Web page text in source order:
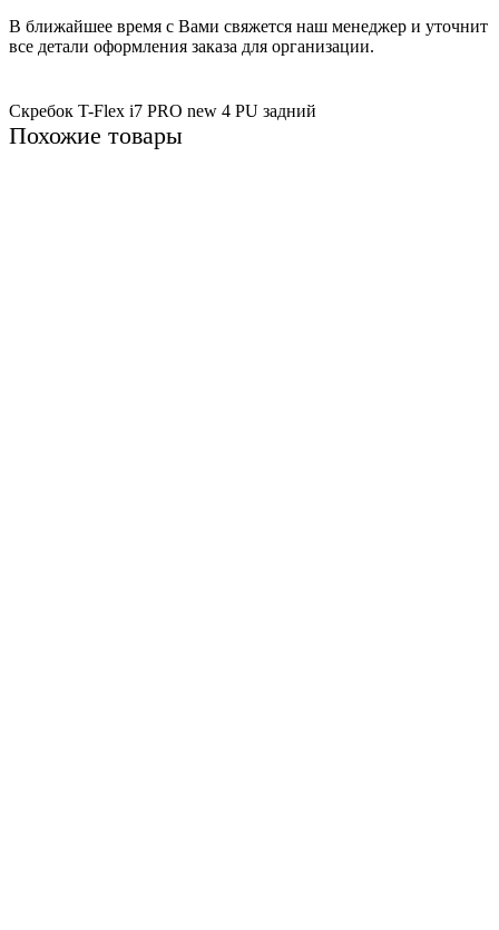
В ближайшее время с Вами свяжется наш менеджер и уточнит
все детали оформления заказа для организации.
Скребок T-Flex i7 PRO new 4 PU задний
Похожие товары